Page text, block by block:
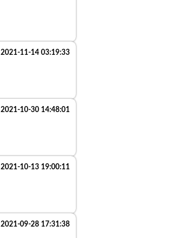
2021-11-14 03:19:33
2021-10-30 14:48:01
2021-10-13 19:00:11
2021-09-28 17:31:38